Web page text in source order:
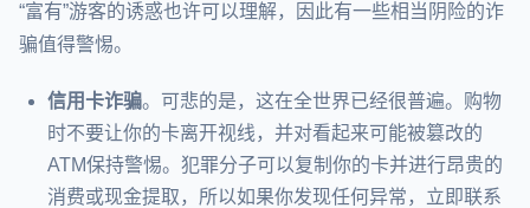
“富有”游客的诱惑也许可以理解，因此有一些相当阴险的诈
骗值得警惕。
信用卡诈骗。可悲的是，这在全世界已经很普遍。购物
时不要让你的卡离开视线，并对看起来可能被篡改的
ATM保持警惕。犯罪分子可以复制你的卡并进行昂贵的
消费或现金提取，所以如果你发现任何异常，立即联系